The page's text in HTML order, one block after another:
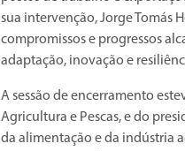
sua intervenção, Jorge Tomás
compromissos e progressos
adaptação, inovação e
A sessão de encerramento
Agricultura e Pescas, e do
da alimentação e da indústria